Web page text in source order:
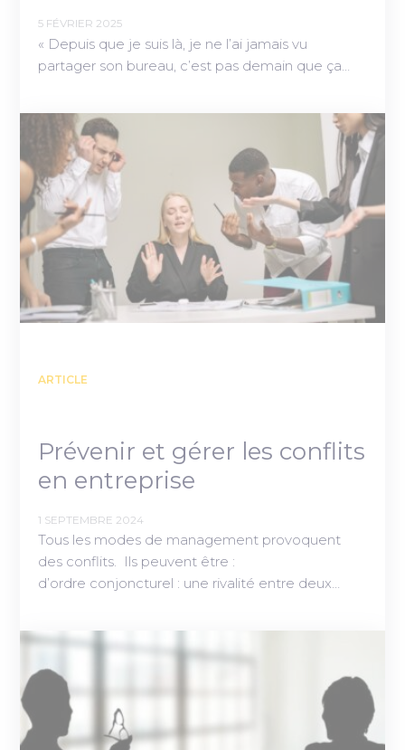
5 FÉVRIER 2025
« Depuis que je suis là, je ne l’ai jamais vu
partager son bureau, c’est pas demain que ça…
ARTICLE
Prévenir et gérer les conflits
en entreprise
1 SEPTEMBRE 2024
Tous les modes de management provoquent
des conflits. Ils peuvent être :
d’ordre conjoncturel : une rivalité entre deux…